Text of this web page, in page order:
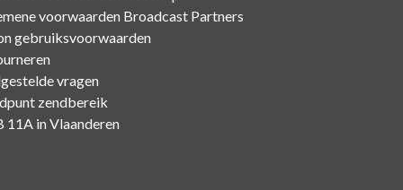
voorwaarden Broadcast Partners
gebruiksvoorwaarden
vragen
zendbereik
11A in Vlaanderen